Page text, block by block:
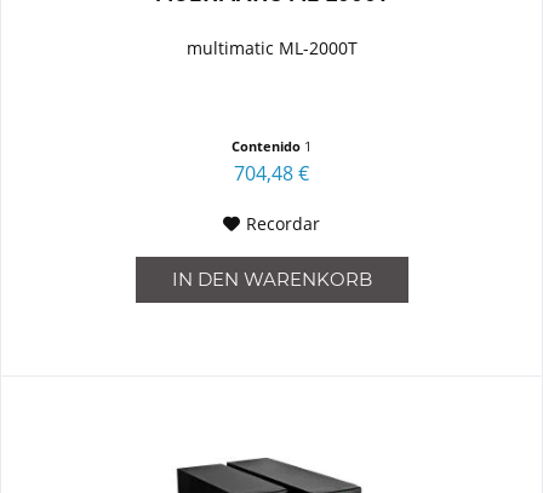
multimatic ML-2000T
Contenido 1
704,48 €
Recordar
IN DEN WARENKORB